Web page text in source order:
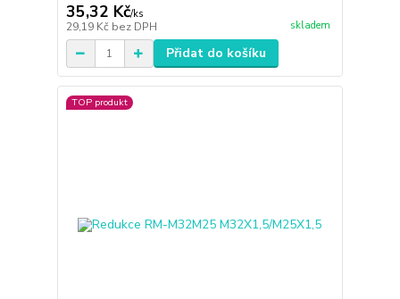
35,32 Kč/ks
29,19 Kč bez DPH skladem
Přidat do košíku
TOP produkt